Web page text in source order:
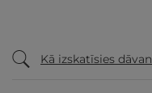
Kā izskatīsies